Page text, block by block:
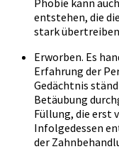
entstehen, die
stark
Erworben. Es
Erfahrung der
Gedächtnis
Betäubung
Füllung, die erst
Infolgedessen
der